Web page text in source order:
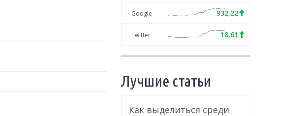
Google 932,22
Twitter 18,61
Лучшие статьи
Как выделиться среди